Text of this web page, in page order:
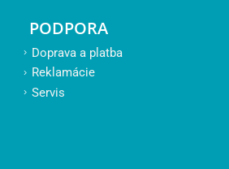
PODPORA
Doprava a platba
Reklamácie
Servis